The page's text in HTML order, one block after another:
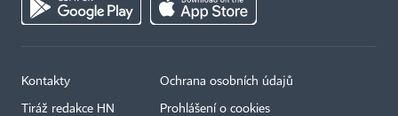
Kontakty
Tiráž redakce HN
Ochrana osobních údajů
Prohlášení o cookies